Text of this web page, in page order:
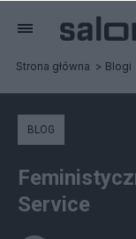
Strona główna Blogi
BLOG
Service